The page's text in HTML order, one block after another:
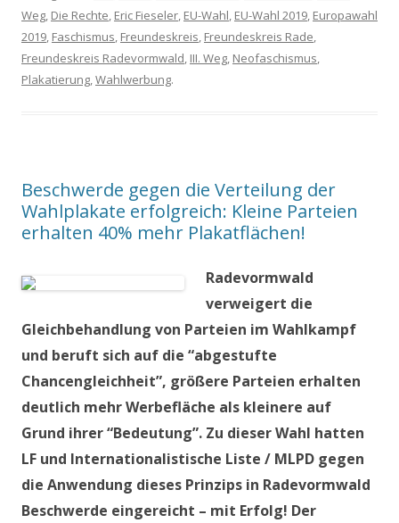
Weg, Die Rechte, Eric Fieseler, EU-Wahl, EU-Wahl 2019, Europawahl
2019, Faschismus, Freundeskreis, Freundeskreis Rade,
Freundeskreis Radevormwald, III. Weg, Neofaschismus,
Plakatierung,Wahlwerbung.
Beschwerde gegen die Verteilung der
Wahlplakate erfolgreich: Kleine Parteien
erhalten 40% mehr Plakatflächen!
Radevormwald
verweigert die
Gleichbehandlung von Parteien im Wahlkampf
und beruft sich auf die “abgestufte
Chancengleichheit”, größere Parteien erhalten
deutlich mehr Werbefläche als kleinere auf
Grund ihrer “Bedeutung”. Zu dieser Wahl hatten
LF und Internationalistische Liste / MLPD gegen
die Anwendung dieses Prinzips in Radevormwald
Beschwerde eingereicht – mit Erfolg! Der